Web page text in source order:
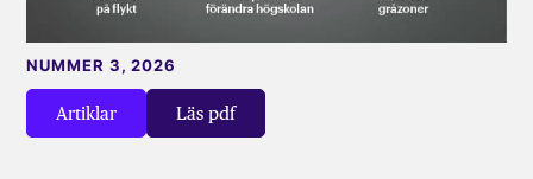
Artiklar Läs pdf
NUMMER 3, 2026